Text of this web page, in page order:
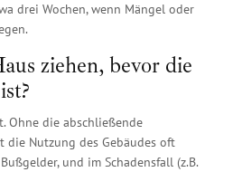
drei Wochen, wenn Mängel oder
ziehen, bevor die
Ohne die abschließende
die Nutzung des Gebäudes oft
und im Schadensfall (z.B.